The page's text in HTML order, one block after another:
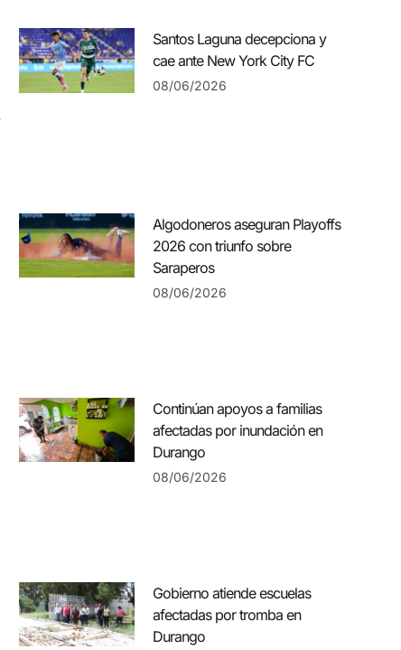
Santos Laguna decepciona y
cae ante New York City FC
08/06/2026
Algodoneros aseguran Playoffs
2026 con triunfo sobre
Saraperos
08/06/2026
Continúan apoyos a familias
afectadas por inundación en
Durango
08/06/2026
Gobierno atiende escuelas
afectadas por tromba en
Durango